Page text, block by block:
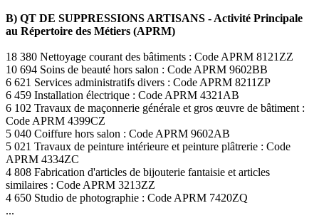
B) QT DE SUPPRESSIONS ARTISANS - Activité Principale
au Répertoire des Métiers (APRM)
18 380 Nettoyage courant des bâtiments : Code APRM 8121ZZ
10 694 Soins de beauté hors salon : Code APRM 9602BB
6 621 Services administratifs divers : Code APRM 8211ZP
6 459 Installation électrique : Code APRM 4321AB
6 102 Travaux de maçonnerie générale et gros œuvre de bâtiment :
Code APRM 4399CZ
5 040 Coiffure hors salon : Code APRM 9602AB
5 021 Travaux de peinture intérieure et peinture plâtrerie : Code
APRM 4334ZC
4 808 Fabrication d'articles de bijouterie fantaisie et articles
similaires : Code APRM 3213ZZ
4 650 Studio de photographie : Code APRM 7420ZQ
...